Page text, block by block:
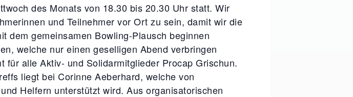
des Monats von 18.30 bis 20.30 Uhr statt. Wir
und Teilnehmer vor Ort zu sein, damit wir die
dem gemeinsamen Bowling-Plausch beginnen
welche nur einen geselligen Abend verbringen
für alle Aktiv- und Solidarmitglieder Procap Grischun.
liegt bei Corinne Aeberhard, welche von
Helfern unterstützt wird. Aus organisatorischen